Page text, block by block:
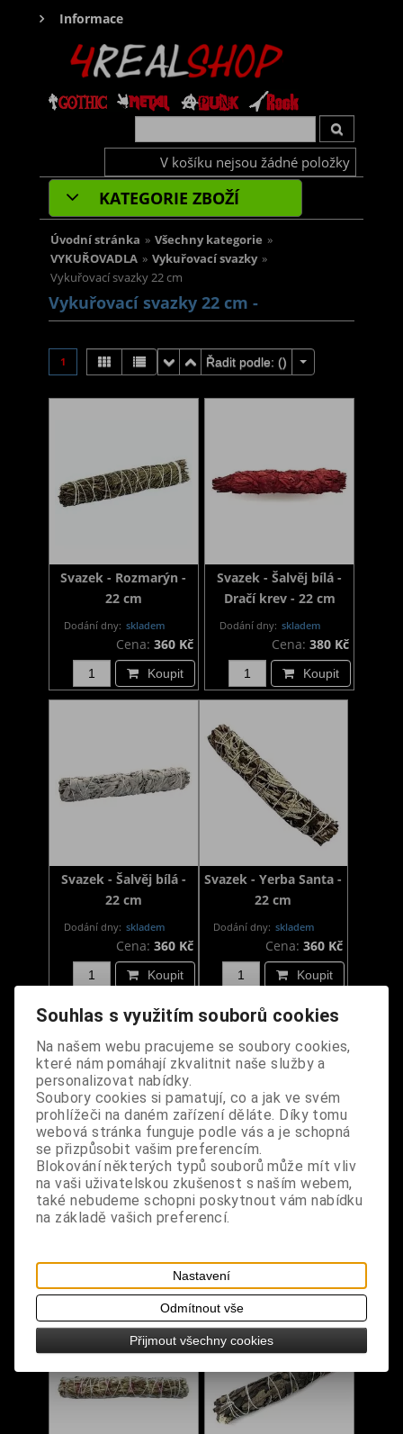
Informace
V košíku nejsou žádné položky
KATEGORIE ZBOŽÍ
Úvodní stránka » Všechny kategorie »
VYKUŘOVADLA » Vykuřovací svazky »
Vykuřovací svazky 22 cm
Vykuřovací svazky 22 cm -
1 Řadit podle: ()
Svazek - Rozmarýn -
22 cm
Dodání dny: skladem
Cena: 360 Kč
Koupit
Svazek - Šalvěj bílá -
Dračí krev - 22 cm
Dodání dny: skladem
Cena: 380 Kč
Koupit
Svazek - Šalvěj bílá -
22 cm
Dodání dny: skladem
Cena: 360 Kč
Koupit
Svazek - Yerba Santa -
22 cm
Dodání dny: skladem
Cena:360 Kč
Koupit
Svazek - Šalvěj bílá - 7
čaker - 22 cm
skladem
Koupit
Svazek - Šalvěj modrá
- 22 cm
Souhlas s využitím souborů cookies
Na našem webu pracujeme se soubory cookies,
které nám pomáhají zkvalitnit naše služby a
personalizovat nabídky.
Soubory cookies si pamatují, co a jak ve svém
prohlížeči na daném zařízení děláte. Díky tomu
webová stránka funguje podle vás a je schopná
se přizpůsobit vašim preferencím.
Blokování některých typů souborů může mít vliv
na vaši uživatelskou zkušenost s naším webem,
také nebudeme schopni poskytnout vám nabídku
na základě vašich preferencí.
Nastavení
Odmítnout vše
Přijmout všechny cookies